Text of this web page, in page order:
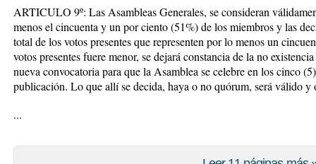
ARTICULO 9º: Las Asambleas Generales, se consideran
menos el cincuenta y un por ciento (51%) de los miembros y las
total de los votos presentes que representen por lo menos un
votos presentes fuere menor, se dejará constancia de la no
nueva convocatoria para que la Asamblea se celebre en los cinco
publicación. Lo que allí se decida, haya o no quórum, será válido
...